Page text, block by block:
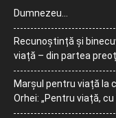
Dumnezeu…
Recunoștință și
viață – din partea
Marșul pentru viață la
Orhei: „Pentru viață,